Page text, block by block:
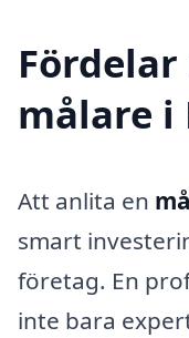
målare i
Att anlita en
smart
företag. En
inte bara